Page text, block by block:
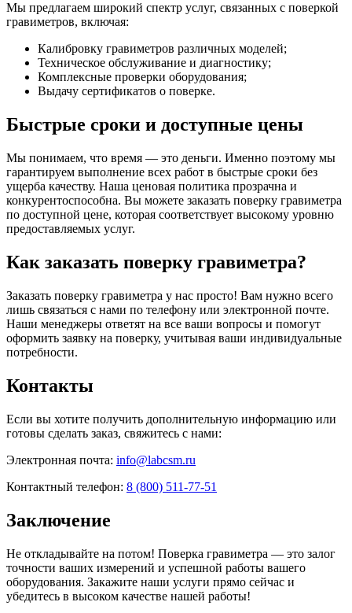
Мы предлагаем широкий спектр услуг, связанных с поверкой
гравиметров, включая:
Калибровку гравиметров различных моделей;
Техническое обслуживание и диагностику;
Комплексные проверки оборудования;
Выдачу сертификатов о поверке.
Быстрые сроки и доступные цены
Мы понимаем, что время — это деньги. Именно поэтому мы
гарантируем выполнение всех работ в быстрые сроки без
ущерба качеству. Наша ценовая политика прозрачна и
конкурентоспособна. Вы можете заказать поверку гравиметра
по доступной цене, которая соответствует высокому уровню
предоставляемых услуг.
Как заказать поверку гравиметра?
Заказать поверку гравиметра у нас просто! Вам нужно всего
лишь связаться с нами по телефону или электронной почте.
Наши менеджеры ответят на все ваши вопросы и помогут
оформить заявку на поверку, учитывая ваши индивидуальные
потребности.
Контакты
Если вы хотите получить дополнительную информацию или
готовы сделать заказ, свяжитесь с нами:
Электронная почта: info@labcsm.ru
Контактный телефон: 8 (800) 511-77-51
Заключение
Не откладывайте на потом! Поверка гравиметра — это залог
точности ваших измерений и успешной работы вашего
оборудования. Закажите наши услуги прямо сейчас и
убедитесь в высоком качестве нашей работы!